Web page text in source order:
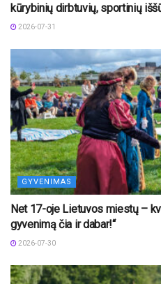
kūrybinių dirbtuvių, sportinių
2026-07-31
GYVENIMAS
Net 17-oje Lietuvos miestų –
gyvenimą čia ir dabar!“
2026-07-30